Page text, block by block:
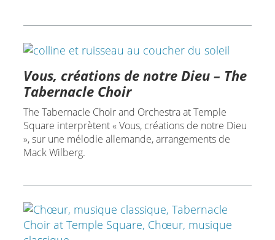
Vous, créations de notre Dieu – The
Tabernacle Choir
The Tabernacle Choir and Orchestra at Temple
Square interprètent « Vous, créations de notre Dieu
», sur une mélodie allemande, arrangements de
Mack Wilberg.